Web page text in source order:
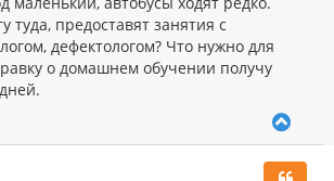
туда, предоставят занятия с
дефектологом? Что нужно для
о домашнем обучении получу